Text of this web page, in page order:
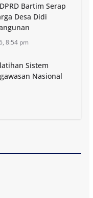
Bartim Serap
Desa Didi
8:54 pm
Sistem
Nasional